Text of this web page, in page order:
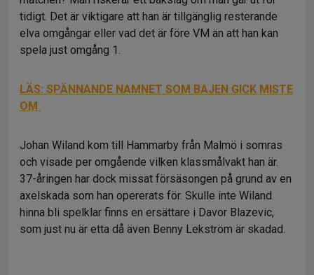
tidigt. Det är viktigare att han är tillgänglig resterande
elva omgångar eller vad det är före VM än att han kan
spela just omgång 1.
LÄS: SPÄNNANDE NAMNET SOM BAJEN GICK MISTE
OM
Johan Wiland kom till Hammarby från Malmö i somras
och visade per omgående vilken klassmålvakt han är.
37-åringen har dock missat försäsongen på grund av en
axelskada som han opererats för. Skulle inte Wiland
hinna bli spelklar finns en ersättare i Davor Blazevic,
som just nu är etta då även Benny Lekström är skadad.